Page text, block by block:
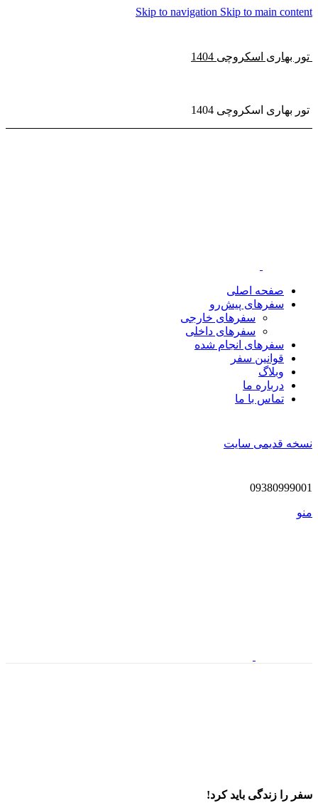
Skip to navigation Skip to main content
تور بهاری اسکروچی 1404
تور بهاری اسکروچی 1404
صفحه اصلی
سفر‌های پیش‌رو
سفرهای خارجی
سفرهای داخلی
سفر‌های انجام شده
قوانین سفر
وبلاگ
درباره ما
تماس با ما
نسخه قدیمی سایت
09380999001
منو
سفر را زندگی باید کرد!